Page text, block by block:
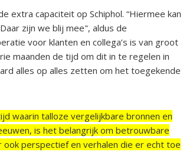
extra capaciteit op Schiphol. “Hiermee kan
zijn we blij mee", aldus de
voor klanten en collega’s is van groot
maanden de tijd om dit in te regelen in
alles op alles zetten om het toegekende
waarin talloze vergelijkbare bronnen en
is het belangrijk om betrouwbare
perspectief en verhalen die er echt toe